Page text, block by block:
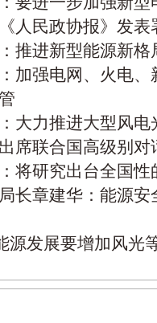
人民政协报》发表
推进新型能源新
加强电网、火电
大力推进大型风电
席联合国高级别对
将研究出台全国
长章建华：能源
源发展要增加风光